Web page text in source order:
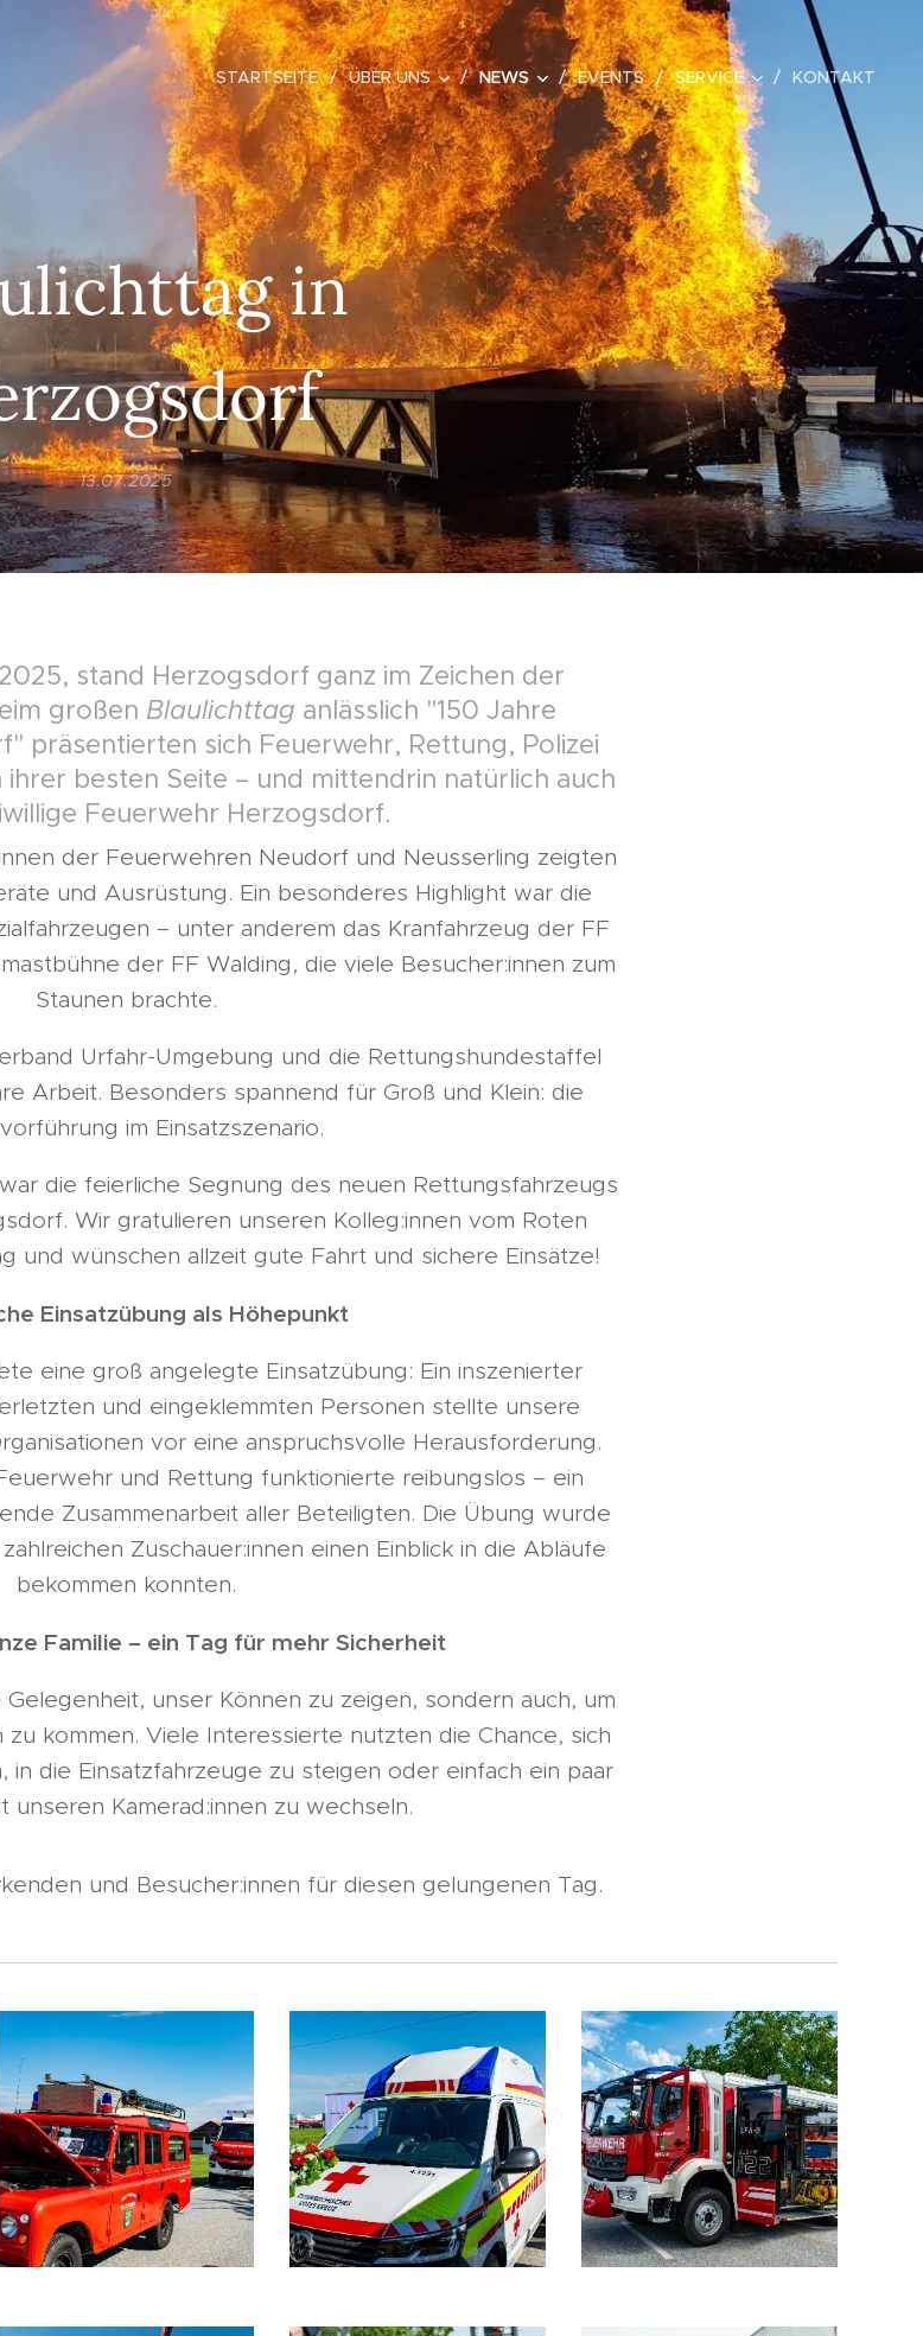
STARTSEITE ÜBER UNS NEWS EVENTS SERVICE KONTAKT
in
13.07.2025
stand Herzogsdorf ganz im Zeichen der
großen Blaulichttag anlässlich "150 Jahre
präsentierten sich Feuerwehr, Rettung, Polizei
besten Seite – und mittendrin natürlich auch
Feuerwehr Herzogsdorf.
der Feuerwehren Neudorf und Neusserling zeigten
und Ausrüstung. Ein besonderes Highlight war die
– unter anderem das Kranfahrzeug der FF
der FF Walding, die viele Besucher:innen zum
Staunen brachte.
Urfahr-Umgebung und die Rettungshundestaffel
Arbeit. Besonders spannend für Groß und Klein: die
im Einsatzszenario.
die feierliche Segnung des neuen Rettungsfahrzeugs
Wir gratulieren unseren Kolleg:innen vom Roten
und wünschen allzeit gute Fahrt und sichere Einsätze!
Einsatzübung als Höhepunkt
eine groß angelegte Einsatzübung: Ein inszenierter
und eingeklemmten Personen stellte unsere
vor eine anspruchsvolle Herausforderung.
und Rettung funktionierte reibungslos – ein
Zusammenarbeit aller Beteiligten. Die Übung wurde
Zuschauer:innen einen Einblick in die Abläufe
bekommen konnten.
Familie – ein Tag für mehr Sicherheit
unser Können zu zeigen, sondern auch, um
kommen. Viele Interessierte nutzten die Chance, sich
die Einsatzfahrzeuge zu steigen oder einfach ein paar
unseren Kamerad:innen zu wechseln.
und Besucher:innen für diesen gelungenen Tag.